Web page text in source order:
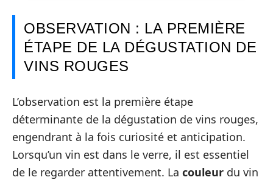
OBSERVATION : LA PREMIÈRE
ÉTAPE DE LA DÉGUSTATION DE
VINS ROUGES
L’observation est la première étape
déterminante de la dégustation de vins rouges,
engendrant à la fois curiosité et anticipation.
Lorsqu’un vin est dans le verre, il est essentiel
de le regarder attentivement. La couleur du vin